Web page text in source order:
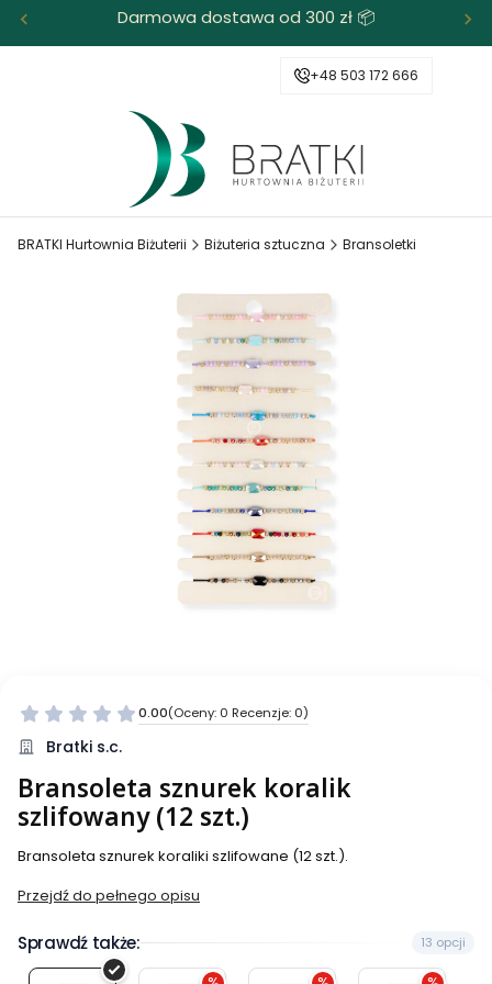
Darmowa dostawa od 300 zł 📦
+48 503 172 666
BRATKI Hurtownia Biżuterii Biżuteria sztuczna Bransoletki
0.00(Oceny: 0 Recenzje: 0)
Bratki s.c.
Bransoleta sznurek koralik
szlifowany (12 szt.)
Bransoleta sznurek koraliki szlifowane (12 szt.).
Przejdź do pełnego opisu
Sprawdź także: 13 opcji